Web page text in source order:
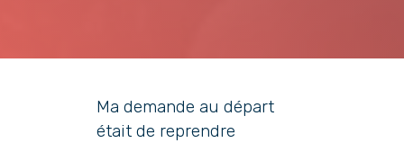
Ma demande au départ
était de reprendre